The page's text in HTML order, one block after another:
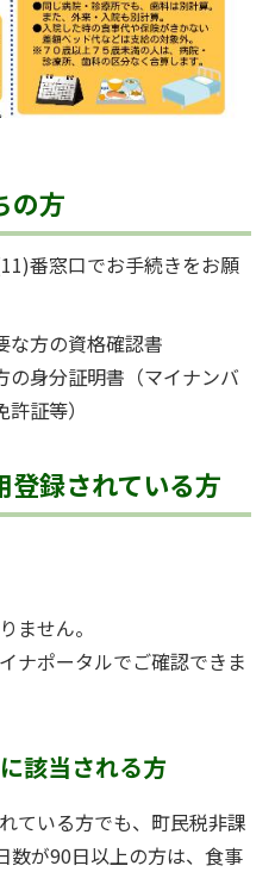
の方
番窓口でお手続きをお願
な方の資格確認書
の身分証明書（マイナンバ
証等）
登録されている方
ません。
ナポータルでご確認できま
該当される方
ている方でも、町民税非課
数が90日以上の方は、食事